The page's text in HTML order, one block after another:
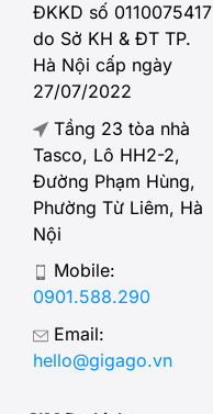
ĐKKD số 0110075417
do Sở KH & ĐT TP.
Hà Nội cấp ngày
27/07/2022
Tầng 23 tòa nhà
Tasco, Lô HH2-2,
Đường Phạm Hùng,
Phường Từ Liêm, Hà
Nội
Mobile:
0901.588.290
Email:
hello@gigago.vn